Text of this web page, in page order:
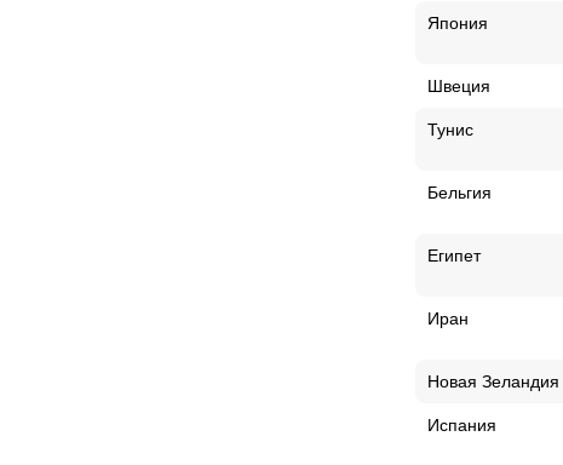
Япония
Швеция
Тунис
Бельгия
Египет
Иран
Новая Зеландия
Испания